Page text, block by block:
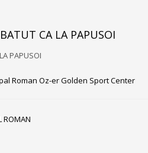
CA LA PAPUSOI
PAPUSOI
Roman Oz-er Golden Sport Center